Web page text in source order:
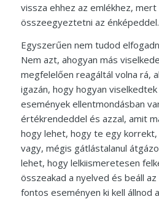
vissza ehhez az emlékhez,
összeegyeztetni az énképeddel.
Egyszerűen nem tudod
Nem azt, ahogyan más
megfelelően reagáltál volna rá,
igazán, hogy hogyan
események ellentmondásban
értékrendeddel és azzal, amit
hogy lehet, hogy te egy
vagy, mégis gátlástalanul
lehet, hogy lelkiismeretesen
összeakad a nyelved és beáll
fontos eseményen ki kell állnod